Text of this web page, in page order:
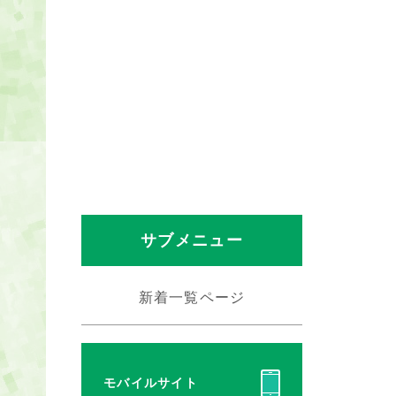
サブメニュー
新着一覧ページ
モバイルサイト